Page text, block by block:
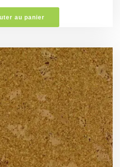
au panier